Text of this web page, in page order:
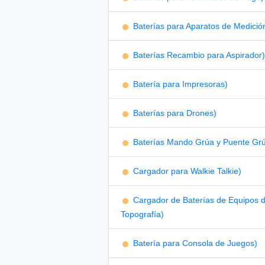
Baterías para Aparatos de
Baterías Recambio para Aspirador)
Batería para Impresoras)
Baterías para Drones)
Baterías Mando Grúa y Puente
Cargador para Walkie Talkie)
Cargador de Baterías de Equipos
Topografía)
Batería para Consola de Juegos)